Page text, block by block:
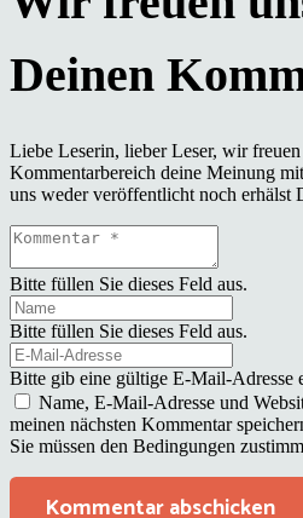
Liebe Leserin, lieber Leser, wir
Kommentarbereich deine Meinung
uns weder veröffentlicht noch erhälst
Bitte füllen Sie dieses Feld aus.
Bitte füllen Sie dieses Feld aus.
Bitte gib eine gültige E-Mail-Adresse
Name, E-Mail-Adresse und
meinen nächsten Kommentar
Sie müssen den Bedingungen
Kommentar abschicken